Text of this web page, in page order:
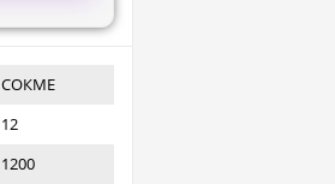
СОКМЕ
12
1200